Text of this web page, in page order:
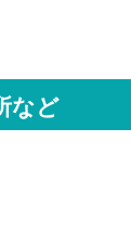
など